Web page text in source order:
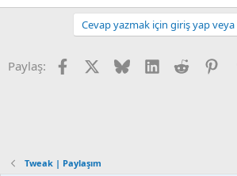
e
o
Cevap yazmak için giriş yap veya
Paylaş: Facebook BlueskyLinkedInReddit
Tweak | Paylaşım